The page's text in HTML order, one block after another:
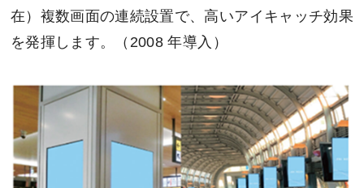
在）複数画面の連続設置で、高いアイキャッチ効果
を発揮します。（2008 年導入）